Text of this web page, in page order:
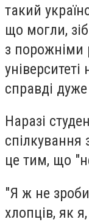
такий
що могли,
з порожніми
справді
Наразі
це тим, що
"Я ж не
хлопців, як